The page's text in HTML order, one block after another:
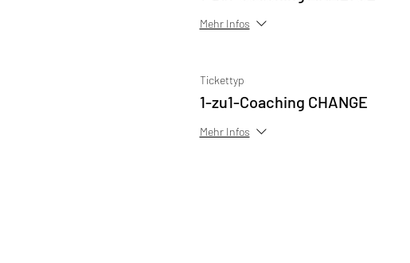
Mehr Infos
Tickettyp
1-zu1-Coaching CHANGE
Mehr Infos